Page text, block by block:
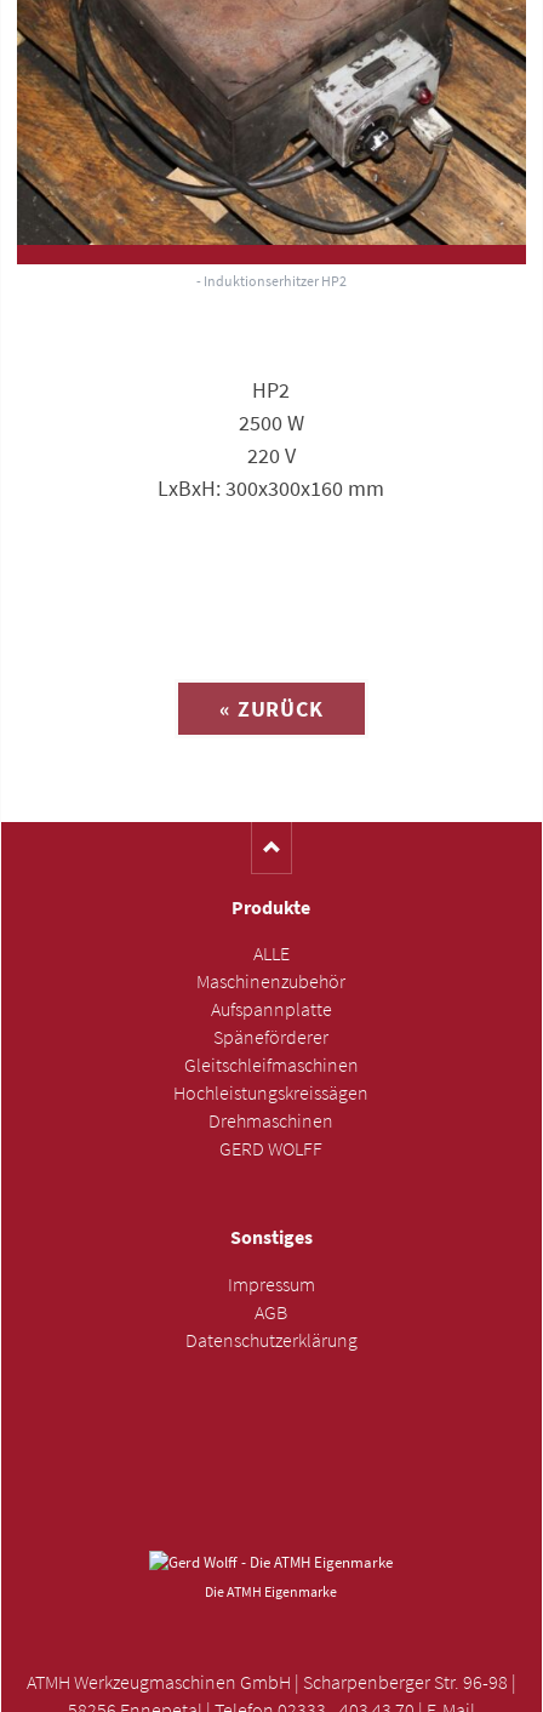
- Induktionserhitzer HP2
HP2
2500 W
220 V
LxBxH: 300x300x160 mm
« ZURÜCK
Produkte
ALLE
Maschinenzubehör
Aufspannplatte
Späneförderer
Gleitschleifmaschinen
Hochleistungskreissägen
Drehmaschinen
GERD WOLFF
Sonstiges
Impressum
AGB
Datenschutzerklärung
Die ATMH Eigenmarke
ATMH Werkzeugmaschinen GmbH | Scharpenberger Str. 96-98 |